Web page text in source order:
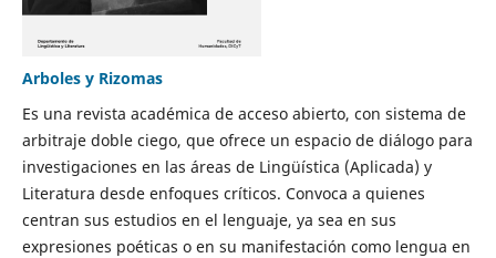
Arboles y Rizomas
Es una revista académica de acceso abierto, con sistema de
arbitraje doble ciego, que ofrece un espacio de diálogo para
investigaciones en las áreas de Lingüística (Aplicada) y
Literatura desde enfoques críticos. Convoca a quienes
centran sus estudios en el lenguaje, ya sea en sus
expresiones poéticas o en su manifestación como lengua en